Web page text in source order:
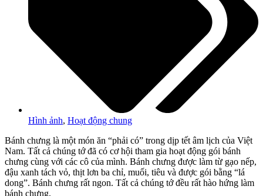
Hình ảnh, Hoạt động chung
Bánh chưng là một món ăn “phải có” trong dịp tết âm lịch của Việt
Nam. Tất cả chúng tớ đã có cơ hội tham gia hoạt động gói bánh
chưng cùng với các cô của mình. Bánh chưng được làm từ gạo nếp,
đậu xanh tách vỏ, thịt lơn ba chỉ, muối, tiêu và được gói bằng “lá
dong”. Bánh chưng rất ngon. Tất cả chúng tớ đều rất hào hứng làm
bánh chưng.